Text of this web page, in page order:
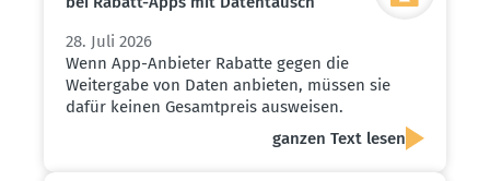
28. Juli 2026
Wenn App-Anbieter Rabatte gegen die
Weitergabe von Daten anbieten, müssen sie
dafür keinen Gesamtpreis ausweisen.
ganzen Text lesen